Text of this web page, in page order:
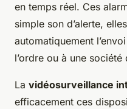
en temps réel. Ces
simple son d’alerte,
automatiquement
l’ordre ou à une société
La vidéosurveillance
efficacement ces